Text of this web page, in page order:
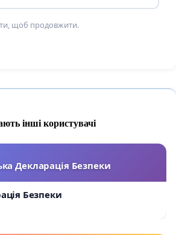
щоб продовжити.
інші користувачі
Декларація Безпеки
Безпеки